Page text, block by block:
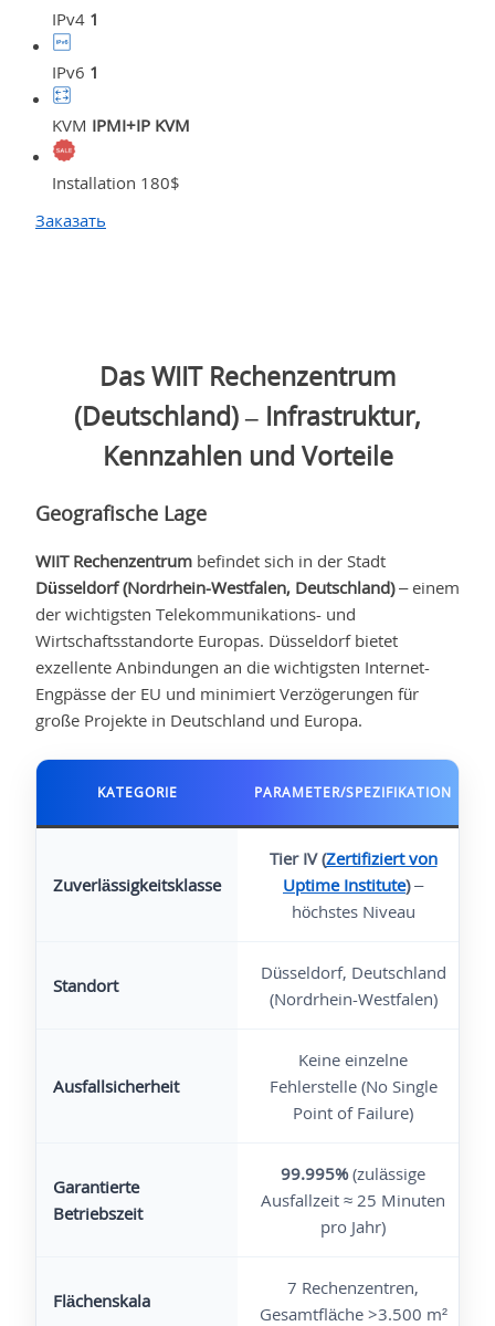
IPv4 1
IPv6 1
KVM IPMI+IP KVM
Installation 180$
Заказать
Das WIIT Rechenzentrum
(Deutschland) – Infrastruktur,
Kennzahlen und Vorteile
Geografische Lage
WIIT Rechenzentrum befindet sich in der Stadt
Düsseldorf (Nordrhein-Westfalen, Deutschland)– einem
der wichtigsten Telekommunikations- und
Wirtschaftsstandorte Europas. Düsseldorf bietet
exzellente Anbindungen an die wichtigsten Internet-
Engpässe der EU und minimiert Verzögerungen für
große Projekte in Deutschland und Europa.
KATEGORIE PARAMETER/SPEZIFIKATION
Zuverlässigkeitsklasse
Tier IV (Zertifiziert von
Uptime Institute)–
höchstes Niveau
Standort
Düsseldorf, Deutschland
(Nordrhein-Westfalen)
Ausfallsicherheit
Keine einzelne
Fehlerstelle (No Single
Point of Failure)
Garantierte
Betriebszeit
99.995%(zulässige
Ausfallzeit ≈ 25 Minuten
pro Jahr)
Flächenskala
7 Rechenzentren,
Gesamtfläche >3.500 m²